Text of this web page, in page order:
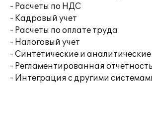
- Расчеты по НДС
- Кадровый учет
- Расчеты по оплате труда
- Налоговый учет
- Синтетические и аналитические
- Регламентированная отчетность
- Интеграция с другими